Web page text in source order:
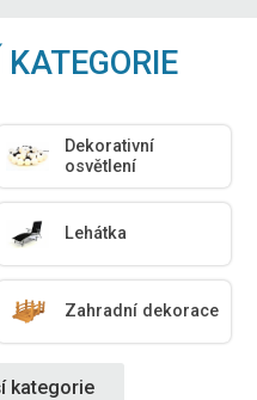
Dekorativní
osvětlení
Lehátka
Zahradní dekorace
kategorie